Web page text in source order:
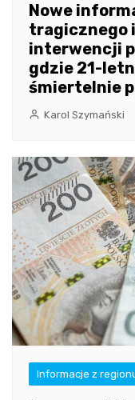
Nowe
tragicznego
interwencji
gdzie 21-
śmiertelnie
Karol Szymański
Informacje z